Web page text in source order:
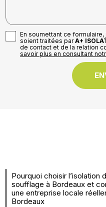
En soumettant ce
soient traitées parA+
de contact et de la relation
savoir plus en consultant
Pourquoi choisir l’isolation
soufflage à Bordeaux et
une entreprise locale
Bordeaux